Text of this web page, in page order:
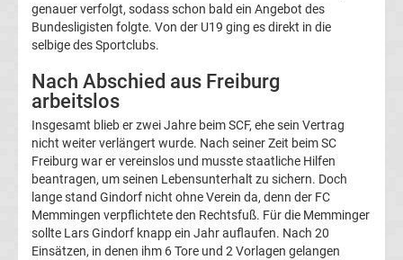
München
Borussia
Dortmund
Transfergerüchte
Borussia
genauer verfolgt, sodass schon bald ein Angebot des
Bundesligisten folgte. Von der U19 ging es direkt in die
selbige des Sportclubs.
Nach Abschied aus Freiburg
arbeitslos
Insgesamt blieb er zwei Jahre beim SCF, ehe sein Vertrag
nicht weiter verlängert wurde. Nach seiner Zeit beim SC
Freiburg war er vereinslos und musste staatliche Hilfen
beantragen, um seinen Lebensunterhalt zu sichern. Doch
lange stand Gindorf nicht ohne Verein da, denn der FC
Memmingen verpflichtete den Rechtsfuß. Für die Memminger
sollte Lars Gindorf knapp ein Jahr auflaufen. Nach 20
Einsätzen, in denen ihm 6 Tore und 2 Vorlagen gelangen